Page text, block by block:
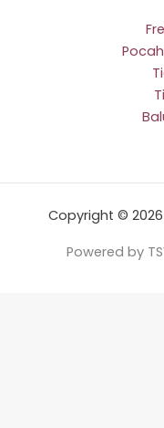
Copyright © 2026
Powered by